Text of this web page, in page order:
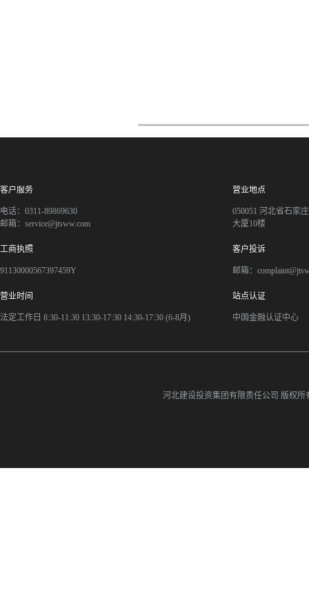
客户服务
电话：0311-89869630
邮箱：service@jtsww.com
营业地点
050051 河北省石家
大厦10楼
工商执照
91130000567397459Y
客户投诉
邮箱：
营业时间
法定工作日 8:30-11:30 13:30-17:30 14:30-17:30 (6-8月)
站点认证
中国金融认证中心
河北建设投资集团有限责任公司 版权所